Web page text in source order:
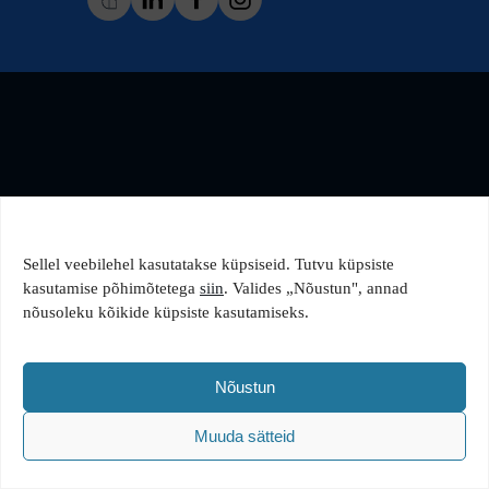
Sellel veebilehel kasutatakse küpsiseid. Tutvu küpsiste
kasutamise põhimõtetega siin. Valides „Nõustun", annad
nõusoleku kõikide küpsiste kasutamiseks.
Nõustun
Muuda sätteid